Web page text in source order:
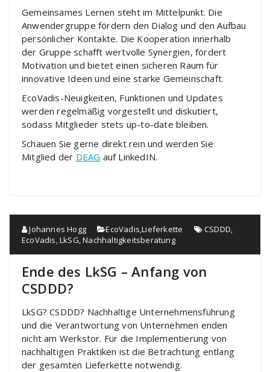
Gemeinsames Lernen steht im Mittelpunkt. Die
Anwendergruppe fördern den Dialog und den Aufbau
persönlicher Kontakte. Die Kooperation innerhalb
der Gruppe schafft wertvolle Synergien, fördert
Motivation und bietet einen sicheren Raum für
innovative Ideen und eine starke Gemeinschaft.
EcoVadis-Neuigkeiten, Funktionen und Updates
werden regelmäßig vorgestellt und diskutiert,
sodass Mitglieder stets up-to-date bleiben.
Schauen Sie gerne direkt rein und werden Sie
Mitglied der DEAG auf LinkedIN.
Johannes Hogg EcoVadis,Lieferkette CSDDD,
EcoVadis,LkSG,Nachhaltigkeitsberatung
Ende des LkSG – Anfang von
CSDDD?
LkSG? CSDDD? Nachhaltige Unternehmensführung
und die Verantwortung von Unternehmen enden
nicht am Werkstor. Für die Implementierung von
nachhaltigen Praktiken ist die Betrachtung entlang
der gesamten Lieferkette notwendig.